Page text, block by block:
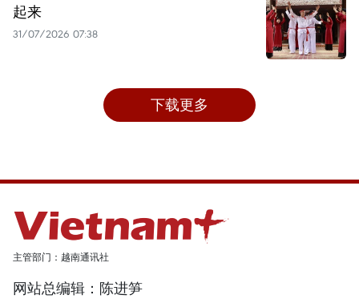
起来
31/07/2026 07:38
下载更多
主管部门：越南通讯社
网站总编辑：陈进笋